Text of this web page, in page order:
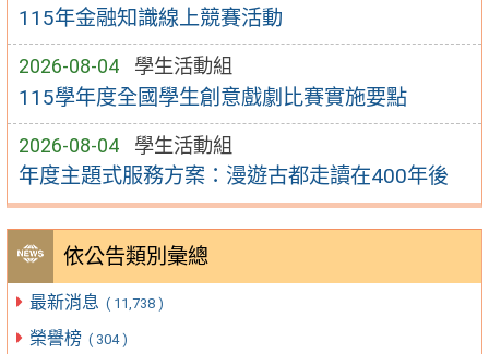
115年金融知識線上競賽活動
2026-08-04 學生活動組
115學年度全國學生創意戲劇比賽實施要點
2026-08-04 學生活動組
年度主題式服務方案：漫遊古都走讀在400年後
依公告類別彙總
最新消息 ( 11,738 )
榮譽榜 ( 304 )